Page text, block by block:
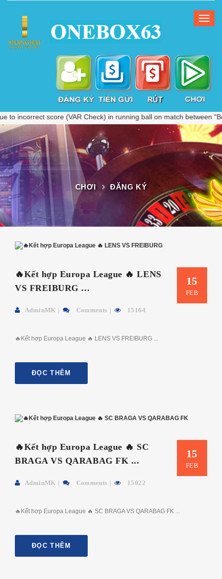
(VAR Check) in running ball on match between "Botswana -
CHƠI ĐĂNG KÝ
15
FEB
🔥Kết hợp Europa League 🔥 LENS
VS FREIBURG ...
AdminMK Comments 15164
🔥Kết hợp Europa League 🔥 LENS VS FREIBURG ...
ĐỌC THÊM
15
FEB
🔥Kết hợp Europa League 🔥 SC
BRAGA VS QARABAG FK ...
AdminMK Comments 15022
🔥Kết hợp Europa League 🔥 SC BRAGA VS QARABAG FK ...
ĐỌC THÊM